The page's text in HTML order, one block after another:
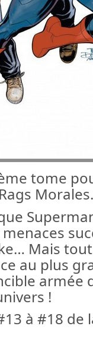
tome
Morales.
Mais
au plus
armée
!
à #18 de